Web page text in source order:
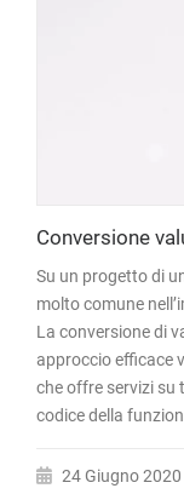
Conversione
Su un progetto di
molto comune
La conversione di
approccio efficace
che offre servizi su
codice della
24 Giugno 2020